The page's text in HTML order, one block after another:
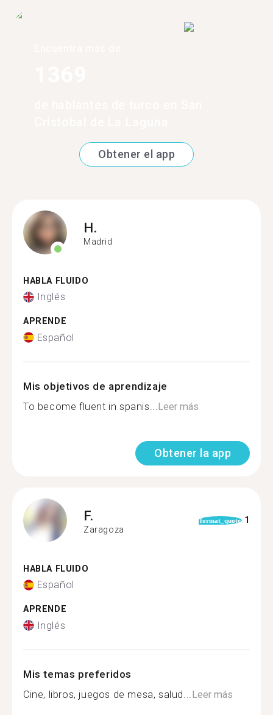
Obtener el app
H.
Madrid
HABLA FLUIDO
Inglés
APRENDE
Español
Mis objetivos de aprendizaje
To become fluent in spanis... Leer más
Obtener la app
F.
Zaragoza
format_quote 1
HABLA FLUIDO
Español
APRENDE
Inglés
Mis temas preferidos
Cine, libros, juegos de mesa, salud... Leer más